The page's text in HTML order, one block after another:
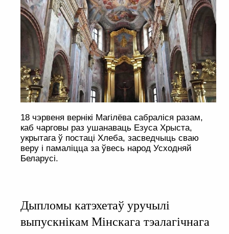
18 чэрвеня вернікі Магілёва сабраліся разам,
каб чарговы раз ушанаваць Езуса Хрыста,
укрытага ў постаці Хлеба, засведчыць сваю
веру і памаліцца за ўвесь народ Усходняй
Беларусі.
Дыпломы катэхетаў уручылі
выпускнікам Мінскага тэалагічнага